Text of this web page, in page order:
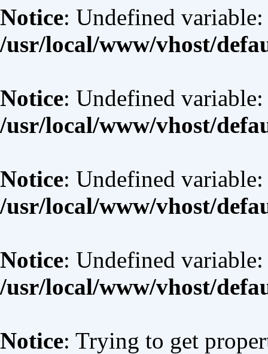
Notice: Undefined
/usr/local/www/vhost/
Notice: Undefined
/usr/local/www/vhost/
Notice: Undefined
/usr/local/www/vhost/
Notice: Undefined
/usr/local/www/vhost/
Notice: Trying to get